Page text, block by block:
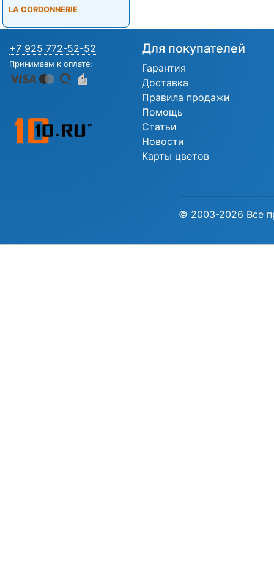
LA CORDONNERIE
+7 925 772-52-52
Принимаем к оплате:
Для покупателей
Гарантия
Доставка
Правила продажи
Помощь
Статьи
Новости
Карты цветов
© 2003-2026 Все